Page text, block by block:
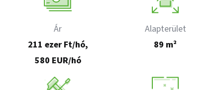
Ár
211 ezer Ft/hó,
580 EUR/hó
Alapterület
89 m²